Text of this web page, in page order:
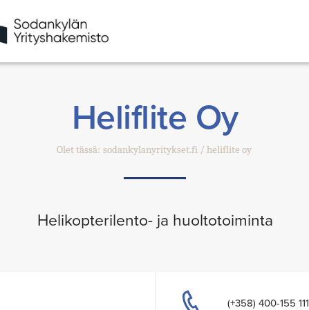
Heliflite Oy
Olet tässä: sodankylanyritykset.fi heliflite oy
Helikopterilento- ja huoltotoiminta
(+358) 400-155 111